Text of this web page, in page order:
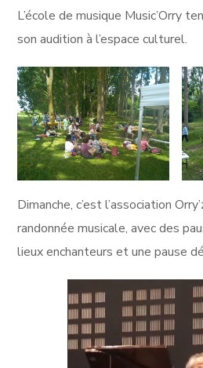
L’école de musique Music’Orry
son audition à l’espace culturel.
Dimanche, c’est l’association
randonnée musicale, avec des
lieux enchanteurs et une pause